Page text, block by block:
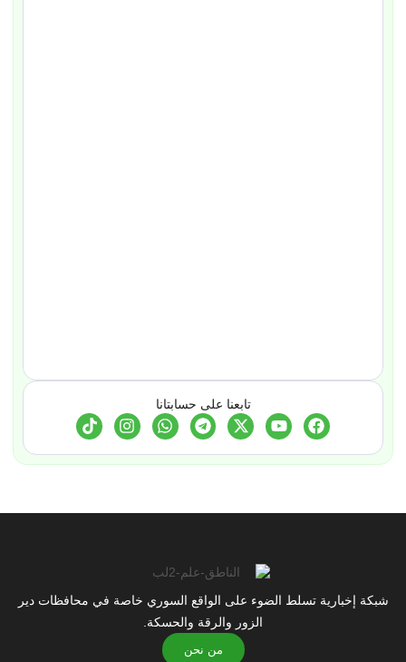
تابعنا على حسابتانا
شبكة إخبارية تسلط الضوء على الواقع السوري خاصة في محافظات دير
الزور والرقة والحسكة.
من نحن